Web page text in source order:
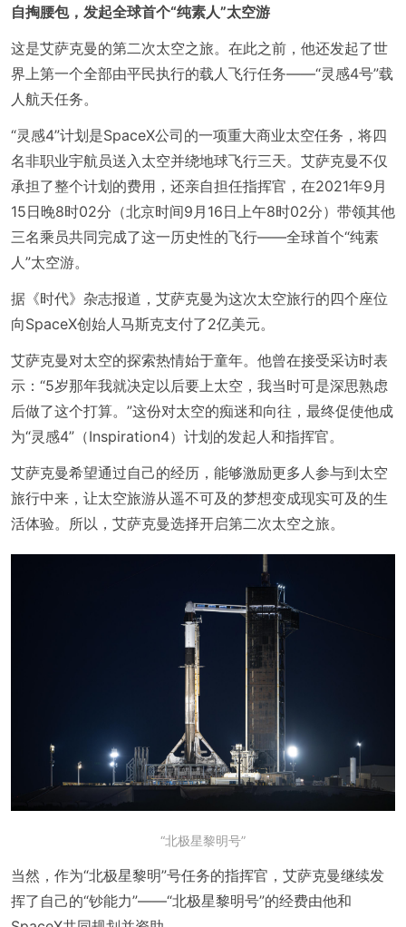
自掏腰包，发起全球首个“纯素人”太空游
这是艾萨克曼的第二次太空之旅。在此之前，他还发起了世
界上第一个全部由平民执行的载人飞行任务——“灵感4号”载
人航天任务。
“灵感4”计划是SpaceX公司的一项重大商业太空任务，将四
名非职业宇航员送入太空并绕地球飞行三天。艾萨克曼不仅
承担了整个计划的费用，还亲自担任指挥官，在2021年9月
15日晚8时02分（北京时间9月16日上午8时02分）带领其他
三名乘员共同完成了这一历史性的飞行——全球首个“纯素
人”太空游。
据《时代》杂志报道，艾萨克曼为这次太空旅行的四个座位
向SpaceX创始人马斯克支付了2亿美元。
艾萨克曼对太空的探索热情始于童年。他曾在接受采访时表
示：“5岁那年我就决定以后要上太空，我当时可是深思熟虑
后做了这个打算。”这份对太空的痴迷和向往，最终促使他成
为“灵感4”（Inspiration4）计划的发起人和指挥官。
艾萨克曼希望通过自己的经历，能够激励更多人参与到太空
旅行中来，让太空旅游从遥不可及的梦想变成现实可及的生
活体验。所以，艾萨克曼选择开启第二次太空之旅。
“北极星黎明号”
当然，作为“北极星黎明”号任务的指挥官，艾萨克曼继续发
挥了自己的“钞能力”——“北极星黎明号”的经费由他和